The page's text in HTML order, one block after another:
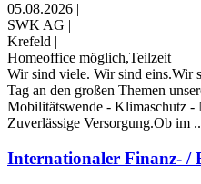
05.08.2026 |
SWK AG |
Krefeld |
Homeoffice möglich,Teilzeit
Wir sind viele. Wir sind eins.Wir
Tag an den großen Themen
Mobilitätswende - Klimaschutz -
Zuverlässige Versorgung.Ob im ..
Internationaler Finanz- /